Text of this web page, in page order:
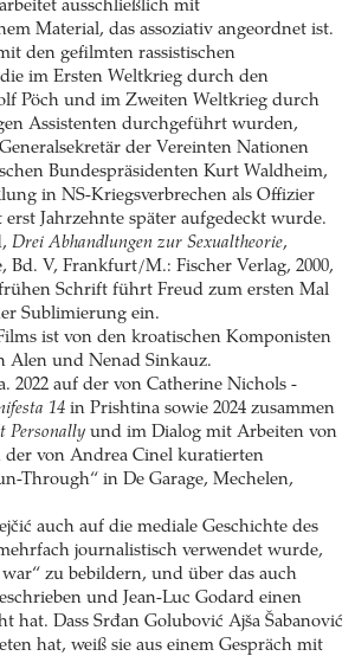
ausschließlich mit
Material, das assoziativ angeordnet ist.
den gefilmten rassistischen
im Ersten Weltkrieg durch den
Pöch und im Zweiten Weltkrieg durch
­Assistenten durchgeführt wurden,
der Vereinten Nationen
Bundespräsidenten Kurt Waldheim,
in NS-Kriegsverbrechen als Offizier
Jahrzehnte später aufgedeckt wurde.
Drei Abhandlungen zur Sexualtheorie,
Bd. V, Frankfurt/M.: Fischer Verlag, 2000,
Schrift führt Freud zum ersten Mal
Sublimierung ein.
ist von den kroatischen Komponisten
Alen und Nenad Sinkauz.
2022 auf der von Catherine Nichols
14 in Prishtina sowie 2024 zusammen
Personally und im Dialog mit Arbeiten von
von Andrea Cinel kuratierten
Through“ in De Garage, Mechelen,
auch auf die mediale Geschichte des
journalistisch verwendet wurde,
zu bebildern, und über das auch
und Jean-Luc Godard einen
hat. Dass Srđan Golubović Ajša ­Šabanović
hat, weiß sie aus einem Gespräch mit